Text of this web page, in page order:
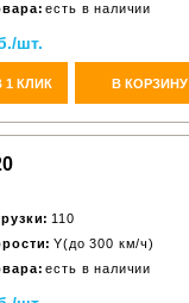
есть в наличии
шт.
1 КЛИК В КОРЗИНУ
110
Y(до 300 км/ч)
есть в наличии